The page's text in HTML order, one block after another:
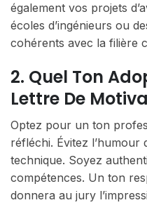
également vos projets
écoles d’ingénieurs ou
cohérents avec la filière
2. Quel Ton
Lettre De
Optez pour un ton
réfléchi. Évitez
technique. Soyez
compétences. Un ton
donnera au jury